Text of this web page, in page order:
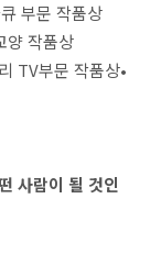
부문 작품상
작품상
부문 작품상•
사람이 될 것인